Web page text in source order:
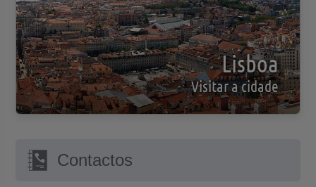
Lisboa
Visitar a cidade
Contactos